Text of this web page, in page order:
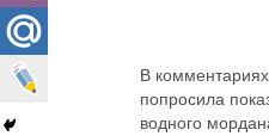
В
попросила
водного